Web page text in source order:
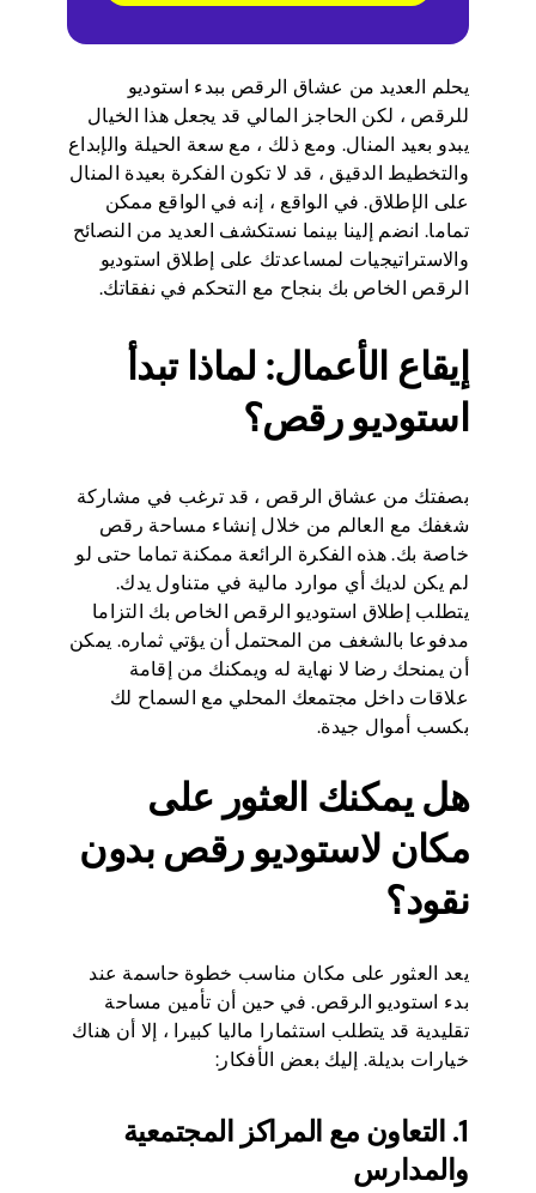
يحلم العديد من عشاق الرقص ببدء استوديو
للرقص ، لكن الحاجز المالي قد يجعل هذا الخيال
يبدو بعيد المنال. ومع ذلك ، مع سعة الحيلة والإبداع
والتخطيط الدقيق ، قد لا تكون الفكرة بعيدة المنال
على الإطلاق. في الواقع ، إنه في الواقع ممكن
تماما. انضم إلينا بينما نستكشف العديد من النصائح
والاستراتيجيات لمساعدتك على إطلاق استوديو
الرقص الخاص بك بنجاح مع التحكم في نفقاتك.
إيقاع الأعمال: لماذا تبدأ
استوديو رقص؟
بصفتك من عشاق الرقص ، قد ترغب في مشاركة
شغفك مع العالم من خلال إنشاء مساحة رقص
خاصة بك. هذه الفكرة الرائعة ممكنة تماما حتى لو
لم يكن لديك أي موارد مالية في متناول يدك.
يتطلب إطلاق استوديو الرقص الخاص بك التزاما
مدفوعا بالشغف من المحتمل أن يؤتي ثماره. يمكن
أن يمنحك رضا لا نهاية له ويمكنك من إقامة
علاقات داخل مجتمعك المحلي مع السماح لك
بكسب أموال جيدة.
هل يمكنك العثور على
مكان لاستوديو رقص بدون
نقود؟
يعد العثور على مكان مناسب خطوة حاسمة عند
بدء استوديو الرقص. في حين أن تأمين مساحة
تقليدية قد يتطلب استثمارا ماليا كبيرا ، إلا أن هناك
خيارات بديلة. إليك بعض الأفكار:
1. التعاون مع المراكز المجتمعية
والمدارس